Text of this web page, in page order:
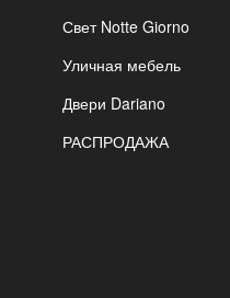
Свет Notte Giorno
Уличная мебель
Двери Dariano
РАСПРОДАЖА